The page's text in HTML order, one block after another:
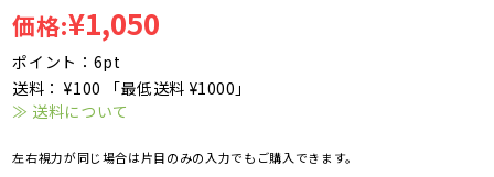
価格:¥1,050
ポイント：6pt
送料： ¥100 「最低送料 ¥1000」
≫ 送料について
左右視力が同じ場合は片目のみの入力でもご購入できます。